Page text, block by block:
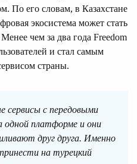
По его словам, в Казахстане
экосистема может стать
чем за два года Freedom
и стал самым
страны.
сервисы с передовыми
платформе и они
друг друга. Именно
на турецкий